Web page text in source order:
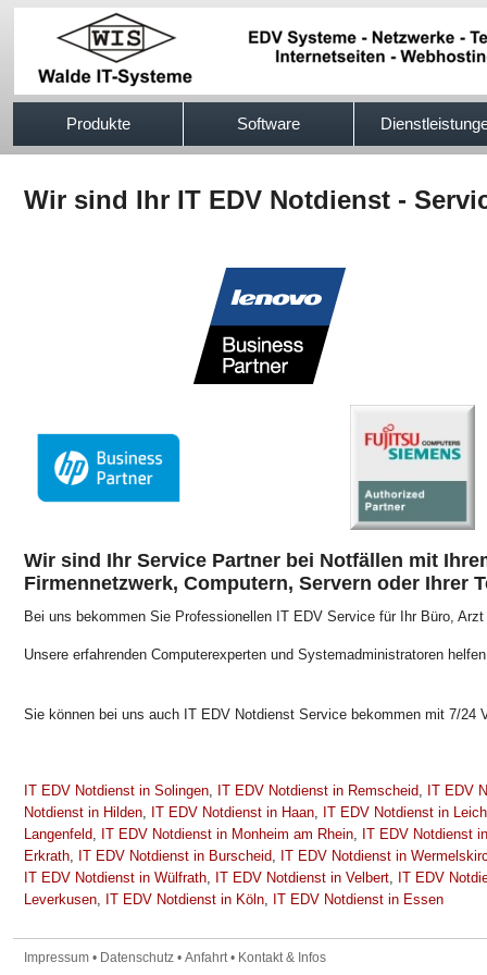
Produkte Software
Wir sind Ihr IT EDV Notdienst -
Wir sind Ihr Service Partner bei Notfällen mit
Firmennetzwerk, Computern, Servern oder Ihrer
Bei uns bekommen Sie Professionellen IT EDV Service für Ihr Büro,
Unsere erfahrenden Computerexperten und Systemadministratoren
Sie können bei uns auch IT EDV Notdienst Service bekommen mit 7/24
IT EDV Notdienst in Solingen, IT EDV Notdienst in Remscheid, IT EDV
Notdienst in Hilden, IT EDV Notdienst in Haan, IT EDV Notdienst in
Langenfeld, IT EDV Notdienst in Monheim am Rhein, IT EDV Notdienst
Erkrath, IT EDV Notdienst in Burscheid, IT EDV Notdienst in
IT EDV Notdienst in Wülfrath, IT EDV Notdienst in Velbert, IT EDV
Leverkusen, IT EDV Notdienst in Köln, IT EDV Notdienst in Essen
Impressum • Datenschutz • Anfahrt• Kontakt & Infos